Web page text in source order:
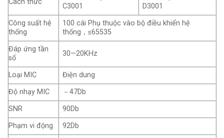
Cách thức
C3001
D3001
Công suất hệ
thống
100 cái Phụ thuộc vào bộ điều khiển hệ
thống，≤65535
Đáp ứng tần
số
30—20KHz
Loại MIC
Điện dung
Độ nhạy MIC
－47Db
SNR
90Db
Phạm vi động
92Db